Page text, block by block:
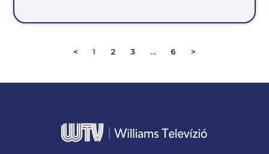
< 1 2 3 … 6 >